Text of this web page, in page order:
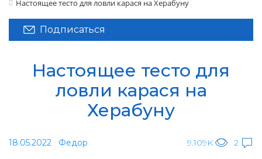
Настоящее тесто для ловли карася на Херабуну
Подписаться
Настоящее тесто для
ловли карася на
Херабуну
18.05.2022 Федор 9.109K 2